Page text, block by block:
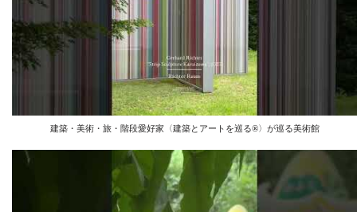
建築・美術・旅・階段愛好家〈建築とアートを巡る®︎〉が巡る美術館